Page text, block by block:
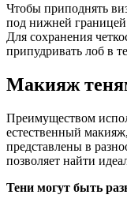
Чтобы приподнять
под нижней границей
Для сохранения
припудривать лоб в
Макияж
Преимуществом
естественный
представлены в
позволяет найти
Тени могут быть